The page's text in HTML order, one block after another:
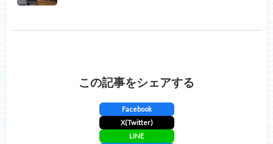
この記事をシェアする
Facebook
X(Twitter)
LINE